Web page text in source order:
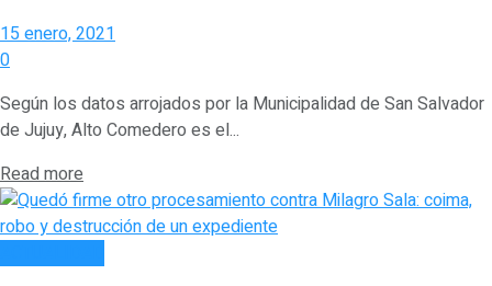
15 enero, 2021
0
Según los datos arrojados por la Municipalidad de San Salvador
de Jujuy, Alto Comedero es el...
Read more